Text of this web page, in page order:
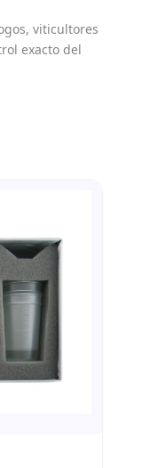
viticultores
exacto del